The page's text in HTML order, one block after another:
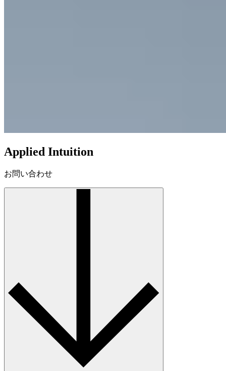
Applied Intuition
お問い合わせ